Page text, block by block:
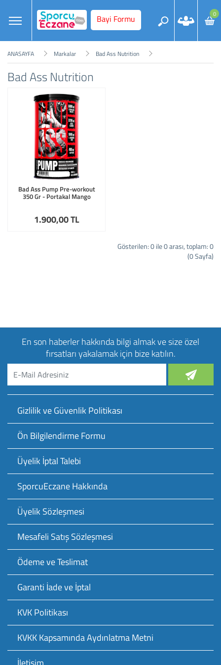
Bayi Formu 0
ANASAYFA Markalar Bad Ass Nutrition
Bad Ass Nutrition
Bad Ass Pump Pre-workout
350 Gr - Portakal Mango
1.900,00 TL
Gösterilen: 0 ile 0 arası, toplam: 0
(0 Sayfa)
En son haberler hakkında bilgi almak ve size özel
fırsatları yakalamak için bize katılın.
Gizlilik ve Güvenlik Politikası
Ön Bilgilendirme Formu
Üyelik İptal Talebi
SporcuEczane Hakkında
Üyelik Sözleşmesi
Mesafeli Satış Sözleşmesi
Ödeme ve Teslimat
Garanti İade ve İptal
KVK Politikası
KVKK Kapsamında Aydınlatma Metni